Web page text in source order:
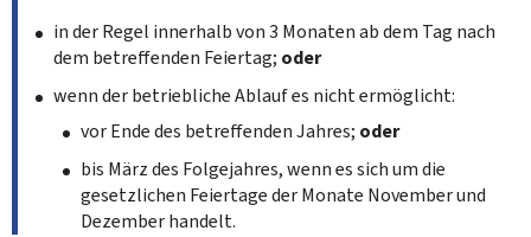
in der Regel innerhalb von 3 Monaten ab dem Tag nach
dem betreffenden Feiertag; oder
wenn der betriebliche Ablauf es nicht ermöglicht:
vor Ende des betreffenden Jahres; oder
bis März des Folgejahres, wenn es sich um die
gesetzlichen Feiertage der Monate November und
Dezember handelt.